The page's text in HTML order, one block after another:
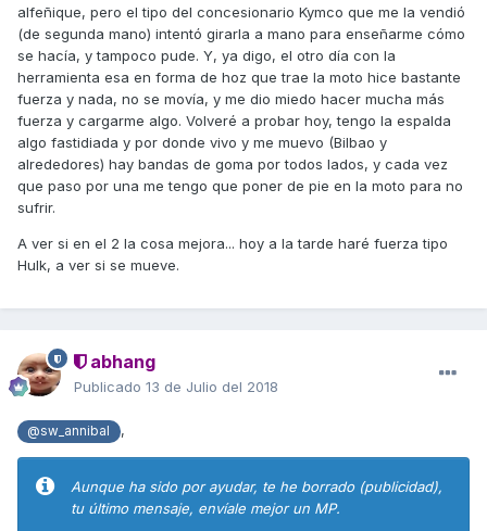
alfeñique, pero el tipo del concesionario Kymco que me la vendió
(de segunda mano) intentó girarla a mano para enseñarme cómo
se hacía, y tampoco pude. Y, ya digo, el otro día con la
herramienta esa en forma de hoz que trae la moto hice bastante
fuerza y nada, no se movía, y me dio miedo hacer mucha más
fuerza y cargarme algo. Volveré a probar hoy, tengo la espalda
algo fastidiada y por donde vivo y me muevo (Bilbao y
alrededores) hay bandas de goma por todos lados, y cada vez
que paso por una me tengo que poner de pie en la moto para no
sufrir.
A ver si en el 2 la cosa mejora... hoy a la tarde haré fuerza tipo
Hulk, a ver si se mueve.
abhang
Publicado 13 de Julio del 2018
@sw_annibal ,
Aunque ha sido por ayudar, te he borrado (publicidad),
tu último mensaje, envíale mejor un MP.